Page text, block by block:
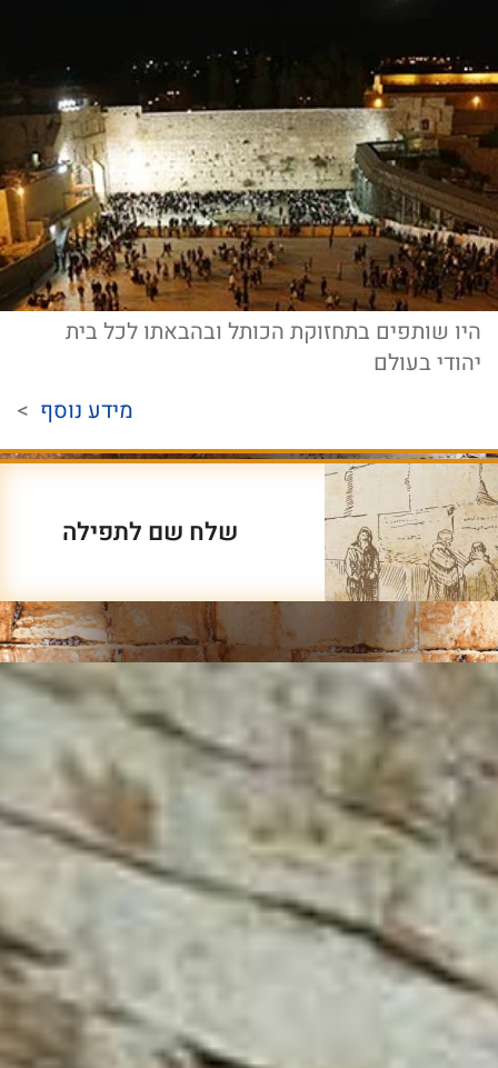
היו שותפים בתחזוקת הכותל ובהבאתו לכל בית
יהודי בעולם
מידע נוסף >
שלח שם לתפילה